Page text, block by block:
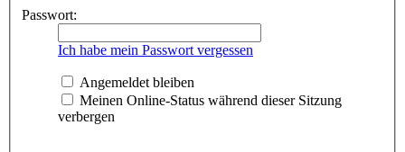
Passwort:
Ich habe mein Passwort vergessen
Angemeldet bleiben
Meinen Online-Status während dieser Sitzung
verbergen